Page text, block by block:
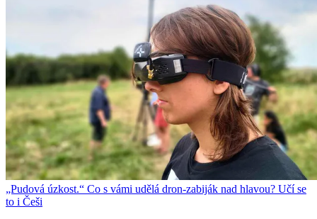
„Pudová úzkost.“ Co s vámi udělá dron-zabiják nad hlavou? Učí se
to i Češi